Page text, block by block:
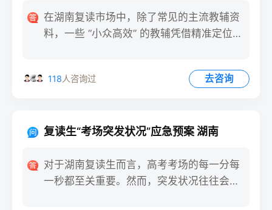
在湖南复读市场中，除了常见的主流教辅资
料，一些 “小众高效” 的教辅凭借精准定位和
118人咨询过 去咨询
复读生“考场突发状况”应急预案 湖南
对于湖南复读生而言，高考考场的每一分每
一秒都至关重要。然而，突发状况往往会打